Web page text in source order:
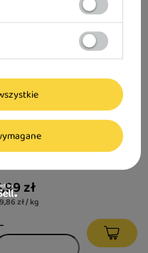
Vitapol Smakers Jogurt
Pokarm dla
2 szt.
zł
zł / kg